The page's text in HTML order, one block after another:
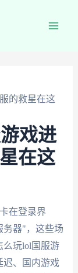
的救星在这
戏进
在这
在登录界
务器"，这些场
么玩lol国服游
迟、国内游戏